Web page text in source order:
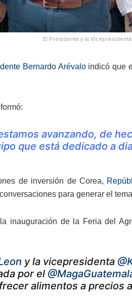
El Presidente y la
Bernardo Arévaloindicó que
avanzando, de
que está dedicado a
de inversión de Corea,
para generar el
inauguración de la Feria del
y la vicepresidenta
por el
alimentos a precios